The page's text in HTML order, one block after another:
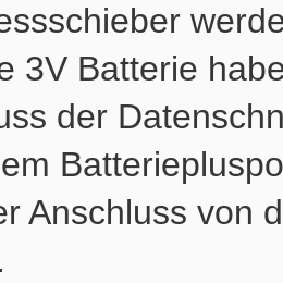
3V Batterie
der
Anschluss von